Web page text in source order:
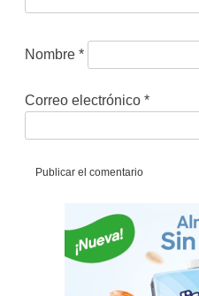
Nombre *
Correo electrónico *